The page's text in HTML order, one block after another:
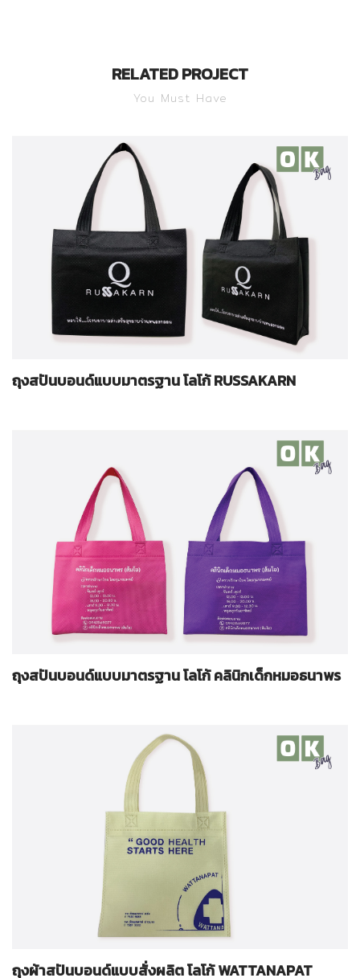
RELATED PROJECT
You Must Have
ถุงสปันบอนด์แบบมาตรฐาน โลโก้ RUSSAKARN
ถุงสปันบอนด์แบบมาตรฐาน โลโก้ คลินิกเด็กหมอธนาพร
ถุงผ้าสปันบอนด์แบบสั่งผลิต โลโก้ WATTANAPAT